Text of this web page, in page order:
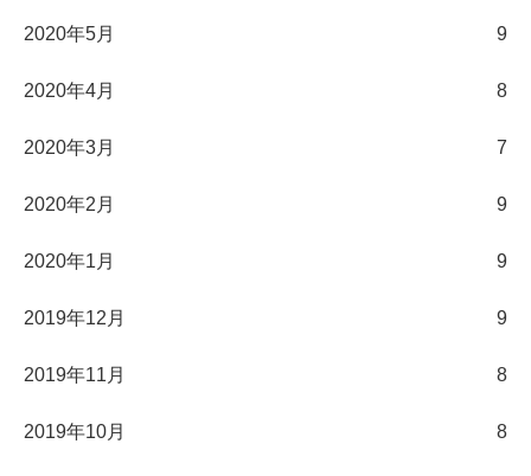
2020年5月 9
2020年4月 8
2020年3月 7
2020年2月 9
2020年1月 9
2019年12月 9
2019年11月 8
2019年10月 8